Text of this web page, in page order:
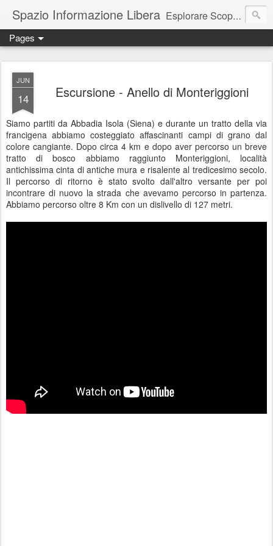
Spazio Informazione Libera Esplorare Scoprire Creare
Escursioni, viaggi, arte, tecnologia, attualità
Pages
JUN
14 Escursione - Anello di Monteriggioni
Siamo partiti da Abbadia Isola (Siena) e durante un tratto della via
francigena abbiamo costeggiato affascinanti campi di grano dal
colore cangiante. Dopo circa 4 km e dopo aver percorso un breve
tratto di bosco abbiamo raggiunto Monteriggioni, località
antichissima cinta di antiche mura e risalente al tredicesimo secolo.
Il percorso di ritorno è stato svolto dall'altro versante per poi
incontrare di nuovo la strada che avevamo percorso in partenza.
Abbiamo percorso oltre 8 Km con un dislivello di 127 metri.